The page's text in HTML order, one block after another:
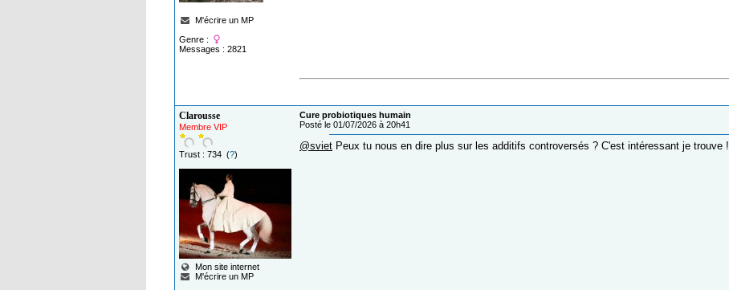
M'écrire un MP
Genre :
Messages : 2821
Clarousse
Membre VIP
Trust : 734 (?)
Mon site internet
M'écrire un MP
Cure probiotiques humain
Posté le 01/07/2026 à 20h41
@sviet Peux tu nous en dire plus sur les additifs controversés ? C'est intéressant je trouve !